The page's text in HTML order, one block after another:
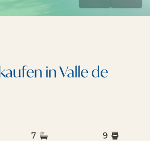
in Valle de
7 9